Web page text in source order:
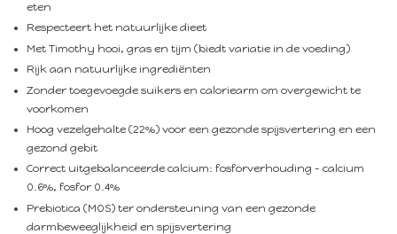
eten
Respecteert het natuurlijke dieet
Met Timothy hooi, gras en tijm (biedt variatie in de voeding)
Rijk aan natuurlijke ingrediënten
Zonder toegevoegde suikers en caloriearm om overgewicht te
voorkomen
Hoog vezelgehalte (22%) voor een gezonde spijsvertering en een
gezond gebit
Correct uitgebalanceerde calcium: fosforverhouding – calcium
0.6%, fosfor 0.4%
Prebiotica (MOS) ter ondersteuning van een gezonde
darmbeweeglijkheid en spijsvertering